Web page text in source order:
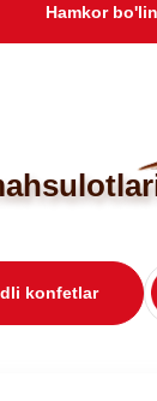
Hamkor
konfetlar